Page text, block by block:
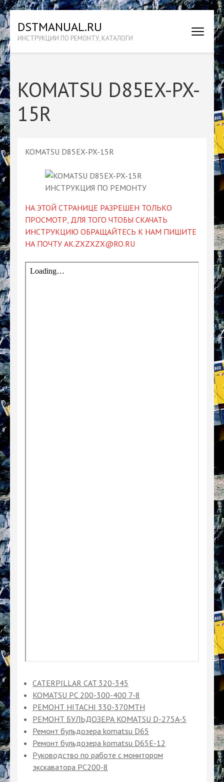
Перейти
к
содержимому
(нажмите
Enter)
DSTMANUAL.RU
ИНСТРУКЦИИ ПО РЕМОНТУ, КАТАЛОГИ
KOMATSU D85EX-PX-
15R
KOMATSU D85EX-PX-15R
НА ЭТОЙ СТРАНИЦЕ РАЗРЕШЕН ТОЛЬКО
ПРОСМОТР, ДЛЯ ТОГО ЧТОБЫ СКАЧАТЬ
ИНСТРУКЦИЮ ОБРАЩАЙТЕСЬ К НАМ ПИШИТЕ
НА ПОЧТУ AK.ZXZXZX@RO.RU
CATERPILLAR CAT 320-345
KOMATSU PC 200-300-400 7-8
РЕМОНТ HITACHI 330-370MTH
РЕМОНТ БУЛЬДОЗЕРА KOMATSU D-275A-5
Ремонт бульдозера komatsu D65
Ремонт бульдозера komatsu D65Е-12
Руководство по работе с монитором
экскаватора PC200-8